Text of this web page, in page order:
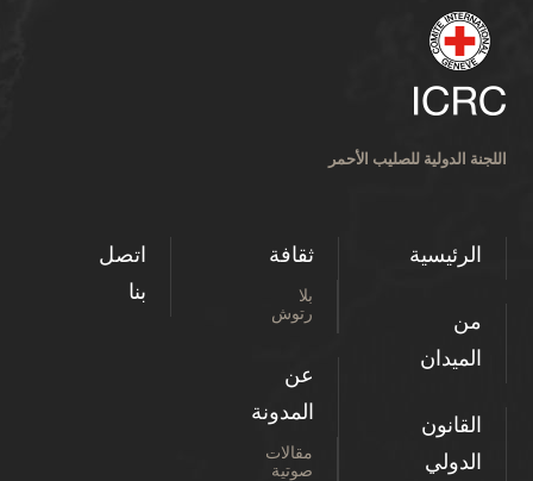
اللجنة الدولية للصليب الأحمر
الرئيسية
من
الميدان
القانون
الدولي
ثقافة
بلا
رتوش
عن
المدونة
مقالات
صوتية
اتصل
بنا